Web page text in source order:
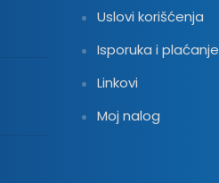
Uslovi korišćenja
Isporuka i plaćanje
Linkovi
Moj nalog